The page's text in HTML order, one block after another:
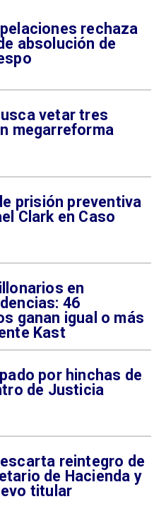
rechaza
absolución de
vetar tres
megarreforma
prisión preventiva
Clark en Caso
en
46
ganan igual o más
Kast
por hinchas de
de Justicia
reintegro de
de Hacienda y
titular